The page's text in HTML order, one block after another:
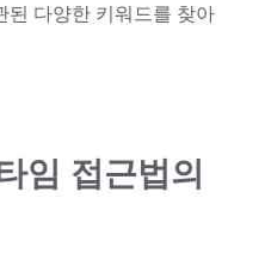
된 다양한 키워드를 찾아
임 접근법의